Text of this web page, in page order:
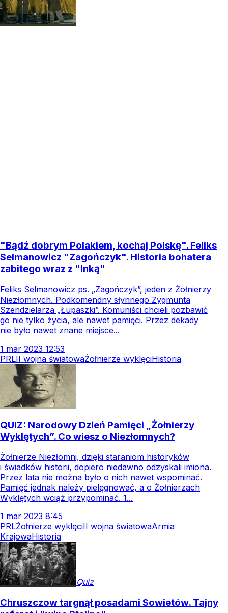
"Bądź dobrym Polakiem, kochaj Polskę". Feliks
Selmanowicz "Zagończyk". Historia bohatera
zabitego wraz z "Inką"
Feliks Selmanowicz ps. „Zagończyk”, jeden z Żołnierzy
Niezłomnych. Podkomendny słynnego Zygmunta
Szendzielarza „Łupaszki”. Komuniści chcieli pozbawić
go nie tylko życia, ale nawet pamięci. Przez dekady
nie było nawet znane miejsce...
1 mar 2023 12:53
PRLII wojna światowaŻołnierze wyklęciHistoria
QUIZ: Narodowy Dzień Pamięci „Żołnierzy
Wyklętych”. Co wiesz o Niezłomnych?
Żołnierze Niezłomni, dzięki staraniom historyków
i świadków historii, dopiero niedawno odzyskali imiona.
Przez lata nie można było o nich nawet wspominać.
Pamięć jednak należy pielęgnować, a o Żołnierzach
Wyklętych wciąż przypominać. 1...
1 mar 2023 8:45
PRLŻołnierze wyklęciII wojna światowaArmia
KrajowaHistoria
Quiz
Chruszczow targnął posadami Sowietów. Tajny